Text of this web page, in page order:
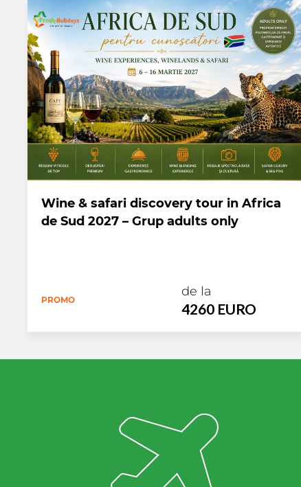
Wine & safari discovery tour in Africa
de Sud 2027 – Grup adults only
PROMO
de la
4260 EURO